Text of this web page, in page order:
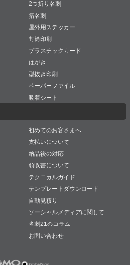
2つ折り名刺
箔名刺
屋外用ステッカー
封筒印刷
プラスチックカード
はがき
型抜き印刷
ペーパーファイル
吸着シート
初めてのお客さまへ
支払いについて
納品後の対応
領収書について
テクニカルガイド
テンプレートダウンロード
自動見積り
ソーシャルメディアに関して
名刺21のコラム
お問い合わせ